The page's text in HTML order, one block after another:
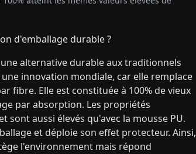
d'emballage durable ?
alternative durable aux traditionnels
innovation mondiale, car elle remplace
fibre. Elle est constituée à 100% de vieux
par absorption. Les propriétés
aussi élevés qu'avec la mousse PU.
et déploie son effet protecteur. Ainsi,
l'environnement mais répond